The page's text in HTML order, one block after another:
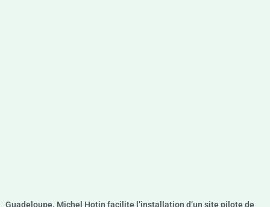
Guadeloupe. Michel Hotin facilite l’installation d’un site pilote de